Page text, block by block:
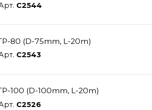
C2544
80 (D-75mm, L-20m)
C2543
100 (D-100mm, L-20m)
C2526